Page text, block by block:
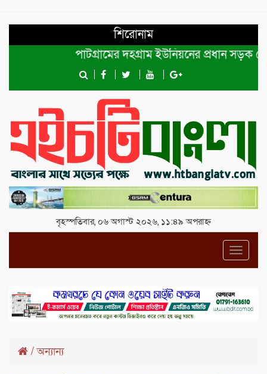
শিরোনাম
পাটগ্রামের দহগ্রাম ইউনিয়নের প্রধান সড়ক ভেঙ্গে
বৃহস্পতিবার, ০৬ অগাস্ট ২০২৬, ১১:৪৯ অপরাহ্ন
/অন্যান্য